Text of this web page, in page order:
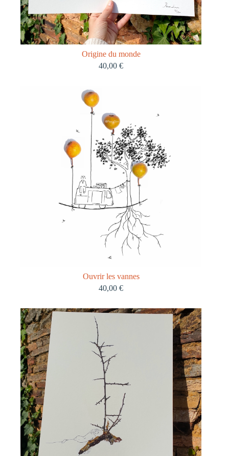
Origine du monde
40,00€
Ouvrir les vannes
40,00€